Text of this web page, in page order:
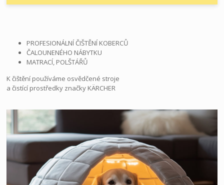
PROFESIONÁLNÍ ČIŠTĚNÍ KOBERCŮ
ČALOUNENÉHO NÁBYTKU
MATRACÍ, POLŠTÁŘŮ
K čištění používáme osvědčené stroje
a čistící prostředky značky KÄRCHER